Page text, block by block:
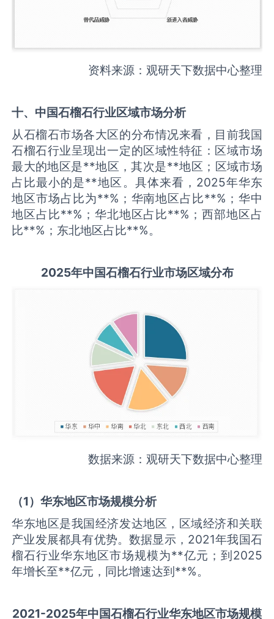
资料来源：观研天下数据中心整理
十、中国石榴石行业区域市场分析
从石榴石市场各大区的分布情况来看，目前我国
石榴石行业呈现出一定的区域性特征：区域市场
最大的地区是**地区，其次是**地区；区域市场
占比最小的是**地区。具体来看，2025年华东
地区市场占比为**%；华南地区占比**%；华中
地区占比**%；华北地区占比**%；西部地区占
比**%；东北地区占比**%。
2025年中国石榴石行业市场区域分布
数据来源：观研天下数据中心整理
（1）华东地区市场规模分析
华东地区是我国经济发达地区，区域经济和关联
产业发展都具有优势。数据显示，2021年我国石
榴石行业华东地区市场规模为**亿元；到2025
年增长至**亿元，同比增速达到**%。
2021-2025年中国石榴石行业华东地区市场规模